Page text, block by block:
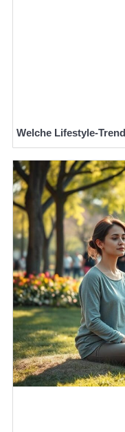
Welche Lifestyle-